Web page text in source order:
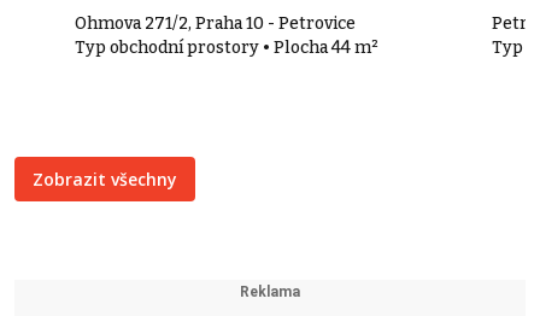
Ohmova 271/2, Praha 10 - Petrovice
Typ obchodní prostory • Plocha 44 m²
Petra
Typ
Zobrazit všechny